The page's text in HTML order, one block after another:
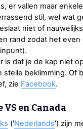
er vallen maar
stil, wel wat
niet of
rand zodat het
is dat je de kap niet
steile beklimming. Of
zie Facebook.
en Canada
('Nederlands') zijn